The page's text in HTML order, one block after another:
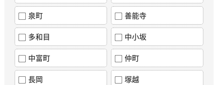
泉町 善能寺
多和目 中小坂
中富町 仲町
長岡 塚越